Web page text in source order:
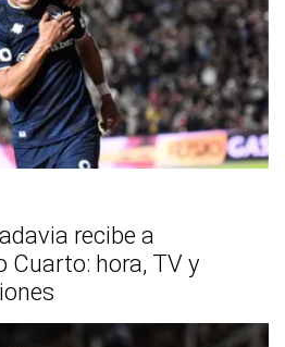
recibe a
Cuarto: hora, TV y